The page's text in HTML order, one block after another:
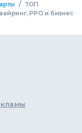
/ ТОП
РРО и бизнес